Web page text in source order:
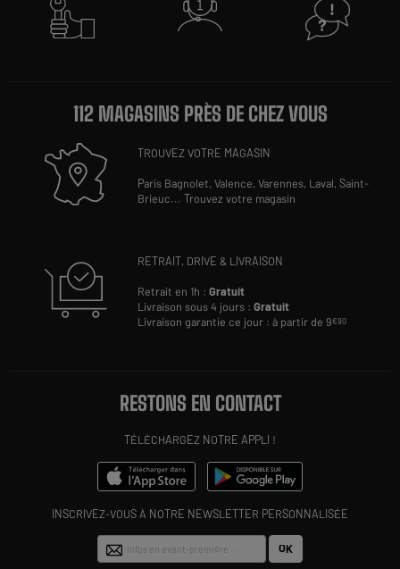
112 MAGASINS PRÈS DE CHEZ VOUS
TROUVEZ VOTRE MAGASIN
Paris Bagnolet,Valence,Varennes, Laval,Saint-
Brieuc...Trouvez votre magasin
RETRAIT, DRIVE & LIVRAISON
Retrait en 1h :Gratuit
Livraison sous 4 jours :Gratuit
Livraison garantie ce jour : à partir de 9€90
RESTONS EN CONTACT
TÉLÉCHARGEZ NOTRE APPLI !
INSCRIVEZ-VOUS À NOTRE NEWSLETTER PERSONNALISÉE
OK